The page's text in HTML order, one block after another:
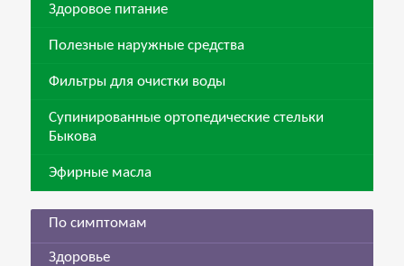
Здоровое питание
Полезные наружные средства
Фильтры для очистки воды
Супинированные ортопедические стельки
Быкова
Эфирные масла
По симптомам
Здоровье